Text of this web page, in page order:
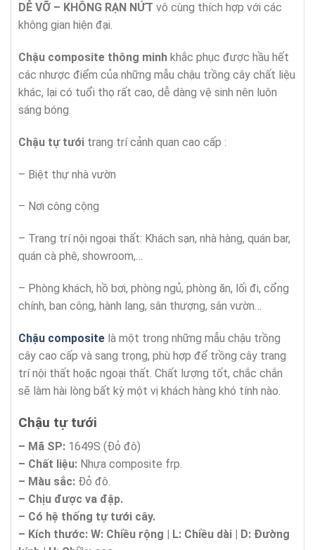
D Ễ VỠ – KHÔNG RẠN N ỨT vô cùng thích hợp với các
không gian hiện đại.
Chậu composite thông minh khắc phục được hầu hết
các nhược điểm của những mẫu chậu trồng cây chất liệu
khác, lại có tuổi thọ rất cao, dễ dàng vệ sinh nên luôn
sáng bóng.
Chậu tự tưới trang trí cảnh quan cao cấp :
– Biệt thự nhà vườn
– Nơi công cộng
– Trang trí nội ngoại thất: Khách sạn, nhà hàng, quán bar,
quán cà phê, showroom,…
– Phòng khách, hồ bơi, phòng ngủ, phòng ăn, lối đi, cổng
chính, ban công, hành lang, sân thượng, sân vườn…
Chậu composite là một trong những mẫu chậu trồng
cây cao cấp và sang trọng, phù hợp để trồng cây trang
trí nội thất hoặc ngoại thất. Chất lượng tốt, chắc chắn
sẽ làm hài lòng bất kỳ một vị khách hàng khó tính nào.
Chậu tự tưới
– Mã SP: 1649S (Đỏ đô)
– Chất liệu: Nhựa composite frp.
– Màu sắc: Đỏ đô.
– Chịu được va đập.
– Có hệ thống tự tưới cây.
– Kích thước: W: Chiều rộng | L: Chiều d ài | D: Đường